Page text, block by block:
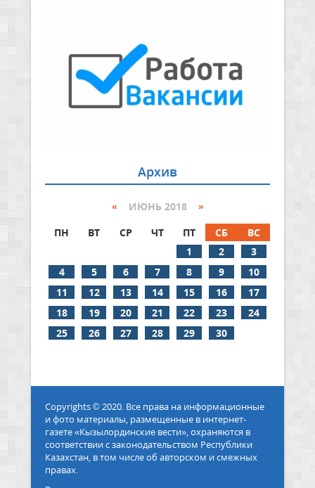
Архив
« ИЮНЬ 2018 »
ПН
ВТ СР ЧТ ПТ СБ
ВС
1
2
3
4
5 6 7 8 9
10
11
12 13 14 15 16
17
18
19 20 21 22 23
24
25
26 27 28 29 30
Copyrights © 2020. Все права на информационные
и фото материалы, размещенные в интернет-
газете «Кызылординские вести», охраняются в
соответствии с законодательством Республики
Казахстан, в том числе об авторском и смежных
правах.